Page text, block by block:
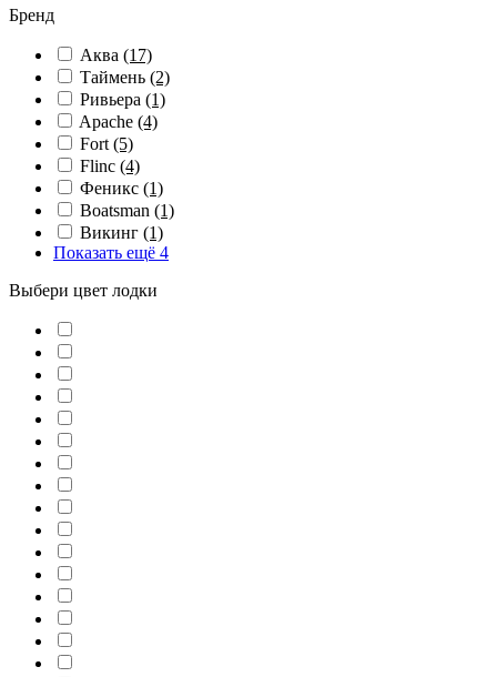
Бренд
Аква (17)
Таймень (2)
Ривьера (1)
Apache (4)
Fort (5)
Flinc (4)
Феникс (1)
Boatsman (1)
Викинг (1)
Показать ещё 4
Выбери цвет лодки